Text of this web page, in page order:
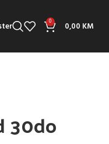
0 0,00 KM
30do